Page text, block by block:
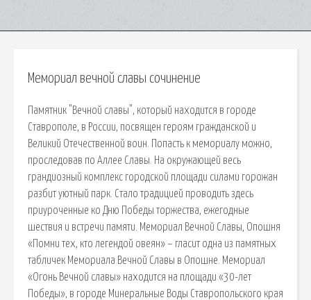
Мемориал вечной славы сочинение
Памятник "Вечной славы", который находится в городе
Ставрополе, в России, посвящен героям гражданской и
Великий Отечественной воин. Попасть к мемориалу можно,
проследовав по Аллее Славы. На окружающей весь
грандиозный комплекс городской площади силами горожан
разбит уютный парк. Стало традицией проводить здесь
приуроченные ко Дню Победы торжества, ежегодные
шествия и встречи памяти. Мемориал Вечной Славы, Опошня
«Помни тех, кто легендой овеян» – гласит одна из памятных
табличек Мемориала Вечной Славы в Опошне. Мемориал
«Огонь Вечной славы» находится на площади «30-лет
Победы», в городе Минеральные Воды Ставропольского края